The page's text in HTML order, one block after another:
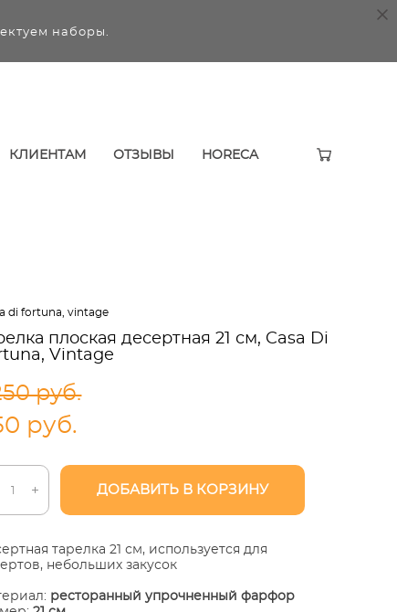
наборы.
КЛИЕНТАМ ОТЗЫВЫ
HORECA
di fortuna, vintage
плоская десертная 21 см, Casa Di
Vintage
pуб.
pуб.
ДОБАВИТЬ В КОРЗИНУ
тарелка 21 см, используется для
небольших закусок
ресторанный упрочненный фарфор